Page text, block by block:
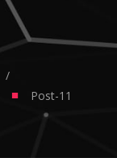
/
■ Post-11